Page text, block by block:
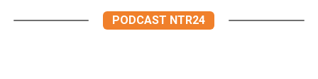
PODCAST NTR24